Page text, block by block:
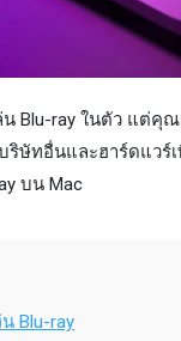
Blu-ray ในตัว แต่คุ
ริษัทอื่นและฮาร์ดแว
บน Mac
Blu-ray